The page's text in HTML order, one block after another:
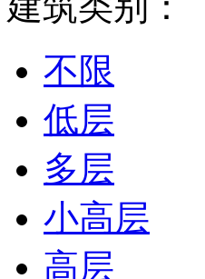
不限
低层
多层
小高层
高层